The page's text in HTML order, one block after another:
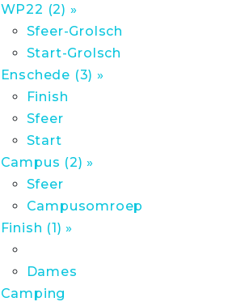
WP22 (2) »
Sfeer-Grolsch
Start-Grolsch
Enschede (3) »
Finish
Sfeer
Start
Campus (2) »
Sfeer
Campusomroep
Finish (1) »
Dames
Camping